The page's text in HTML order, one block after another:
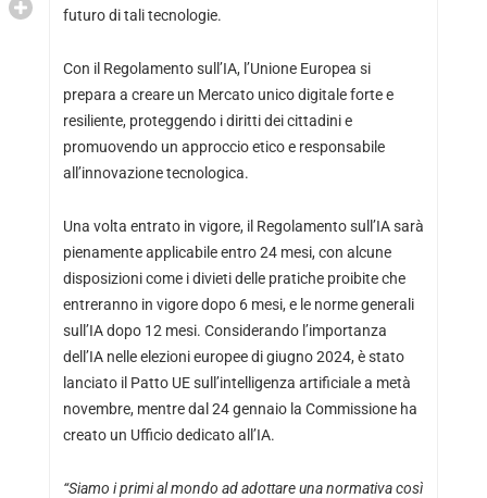
futuro di tali tecnologie.
Con il Regolamento sull’IA, l’Unione Europea si
prepara a creare un Mercato unico digitale forte e
resiliente, proteggendo i diritti dei cittadini e
promuovendo un approccio etico e responsabile
all’innovazione tecnologica.
Una volta entrato in vigore, il Regolamento sull’IA sarà
pienamente applicabile entro 24 mesi, con alcune
disposizioni come i divieti delle pratiche proibite che
entreranno in vigore dopo 6 mesi, e le norme generali
sull’IA dopo 12 mesi. Considerando l’importanza
dell’IA nelle elezioni europee di giugno 2024, è stato
lanciato il Patto UE sull’intelligenza artificiale a metà
novembre, mentre dal 24 gennaio la Commissione ha
creato un Ufficio dedicato all’IA.
“Siamo i primi al mondo ad adottare una normativa così